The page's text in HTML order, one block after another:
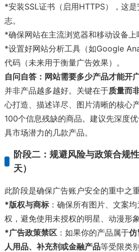
*安装SSL证书（启用HTTPS），这
志。
*确保网站在主流浏览器和移动设备上
*设置好网站分析工具（如Google
代码（未来用于衡量广告效果）。
自问自答：网站需要多少产品才能开
并非产品越多越好。关键在于质量而
心打造、描述详尽、图片清晰的核心
100个信息残缺的商品。建议先深度
具市场潜力的几款产品。
阶段二：规避风险与政策合规
天）
此阶段是确保广告账户安全的重中之
*版权与商标：确保所有图片、文案
权，避免使用未授权的明星、动漫形象
*广告政策禁区：如果你的产品属于仿
人用品、补充剂或金融产品等受限类